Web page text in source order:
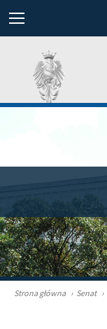
Strona główna › Senat ›